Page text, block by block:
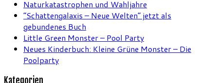
Naturkatastrophen und Wahljahre
“Schattengalaxis – Neue Welten” jetzt als
gebundenes Buch
Little Green Monster – Pool Party
Neues Kinderbuch: Kleine Grüne Monster – Die
Poolparty
Kategorien